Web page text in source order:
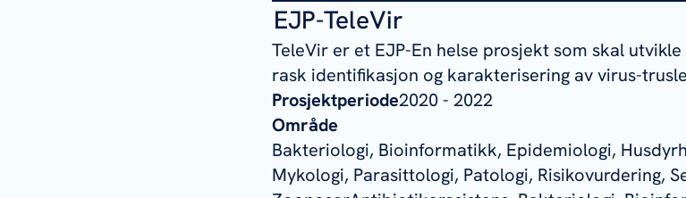
EJP-TeleVir
TeleVir er et EJP-En helse prosjekt som skal
rask identifikasjon og karakterisering av virus-
Prosjektperiode2020 - 2022
Område
Bakteriologi, Bioinformatikk, Epidemiologi,
Mykologi, Parasittologi, Patologi, Risikovurdering,